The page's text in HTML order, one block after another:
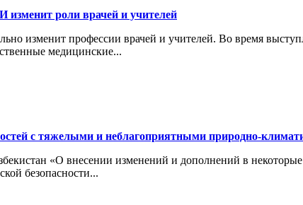
изменит роли врачей и учителей
изменит профессии врачей и учителей. Во время
медицинские...
с тяжелыми и неблагоприятными природно-
«О внесении изменений и дополнений в
безопасности...